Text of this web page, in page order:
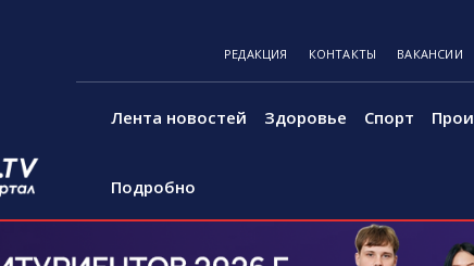
РЕДАКЦИЯ КОНТАКТЫ ВАКАНСИИ
Лента новостей Здоровье Спорт
Подробно